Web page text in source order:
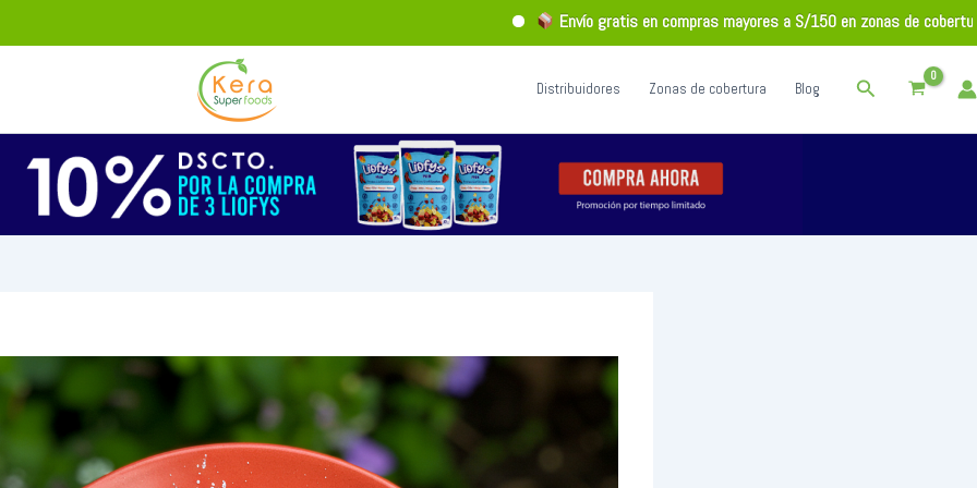
Envío gratis en compras mayores a S/150 en zonas de cobertura
Distribuidores Zonas de cobertura Blog Buscar